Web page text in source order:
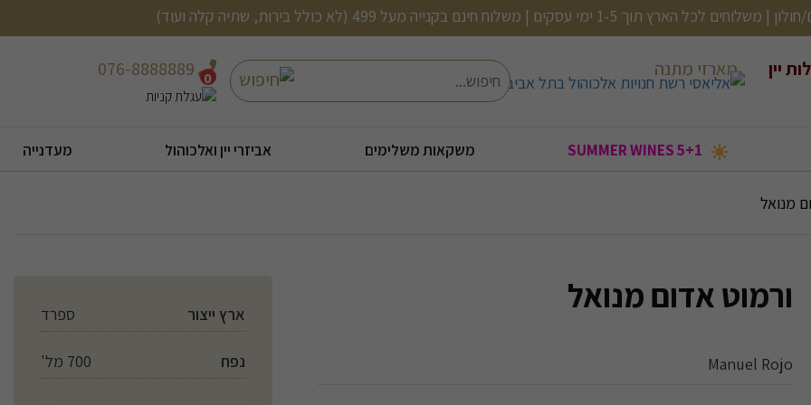
משלוח חינם בקנייה מעל 499 (לא כולל בירות, שתיה קלה ועוד)
יין
מארזי מתנה
חיפוש חיפוש 0
משקאות משלימים אביזרי יין ואלכוהול מעדנייה
מנואל
ורמוט אדום מנואל
Manuel Rojo
ארץ ייצור ספרד
נפח 700 מל'